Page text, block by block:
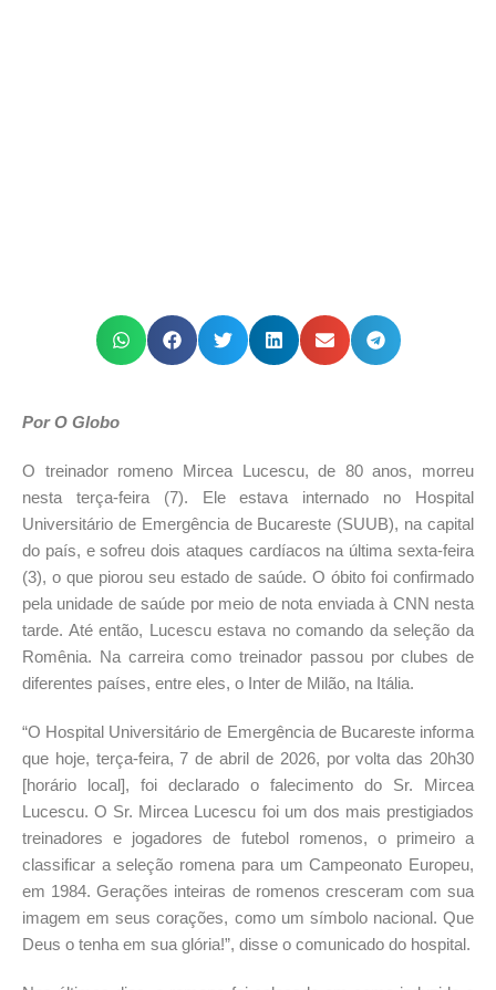
Por O Globo
O treinador romeno Mircea Lucescu, de 80 anos, morreu
nesta terça-feira (7). Ele estava internado no Hospital
Universitário de Emergência de Bucareste (SUUB), na capital
do país, e sofreu dois ataques cardíacos na última sexta-feira
(3), o que piorou seu estado de saúde. O óbito foi confirmado
pela unidade de saúde por meio de nota enviada à CNN nesta
tarde. Até então, Lucescu estava no comando da seleção da
Romênia. Na carreira como treinador passou por clubes de
diferentes países, entre eles, o Inter de Milão, na Itália.
“O Hospital Universitário de Emergência de Bucareste informa
que hoje, terça-feira, 7 de abril de 2026, por volta das 20h30
[horário local], foi declarado o falecimento do Sr. Mircea
Lucescu. O Sr. Mircea Lucescu foi um dos mais prestigiados
treinadores e jogadores de futebol romenos, o primeiro a
classificar a seleção romena para um Campeonato Europeu,
em 1984. Gerações inteiras de romenos cresceram com sua
imagem em seus corações, como um símbolo nacional. Que
Deus o tenha em sua glória!”, disse o comunicado do hospital.